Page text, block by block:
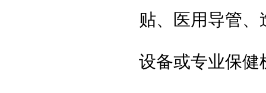
贴、医用导管
设备或专业保健